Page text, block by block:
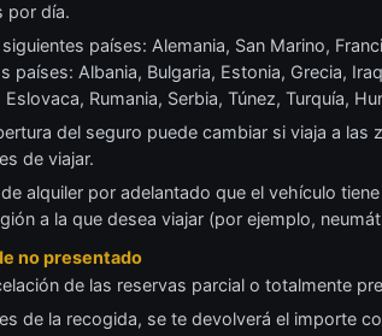
por día.
países: Alemania, San Marino,
Albania, Bulgaria, Estonia, Grecia,
Rumania, Serbia, Túnez, Turquía,
del seguro puede cambiar si viaja a
de viajar.
alquiler por adelantado que el vehículo
a la que desea viajar (por ejemplo,
no presentado
de las reservas parcial o totalmente
de la recogida, se te devolverá el importe